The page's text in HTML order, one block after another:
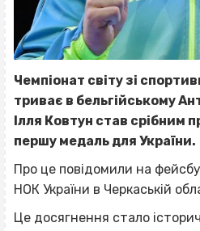
Чемпіонат світу зі
триває в бельгійському
Ілля Ковтун став срібним
першу медаль для України.
Про це повідомили на
НОК України в Черкаській
Це досягнення стало